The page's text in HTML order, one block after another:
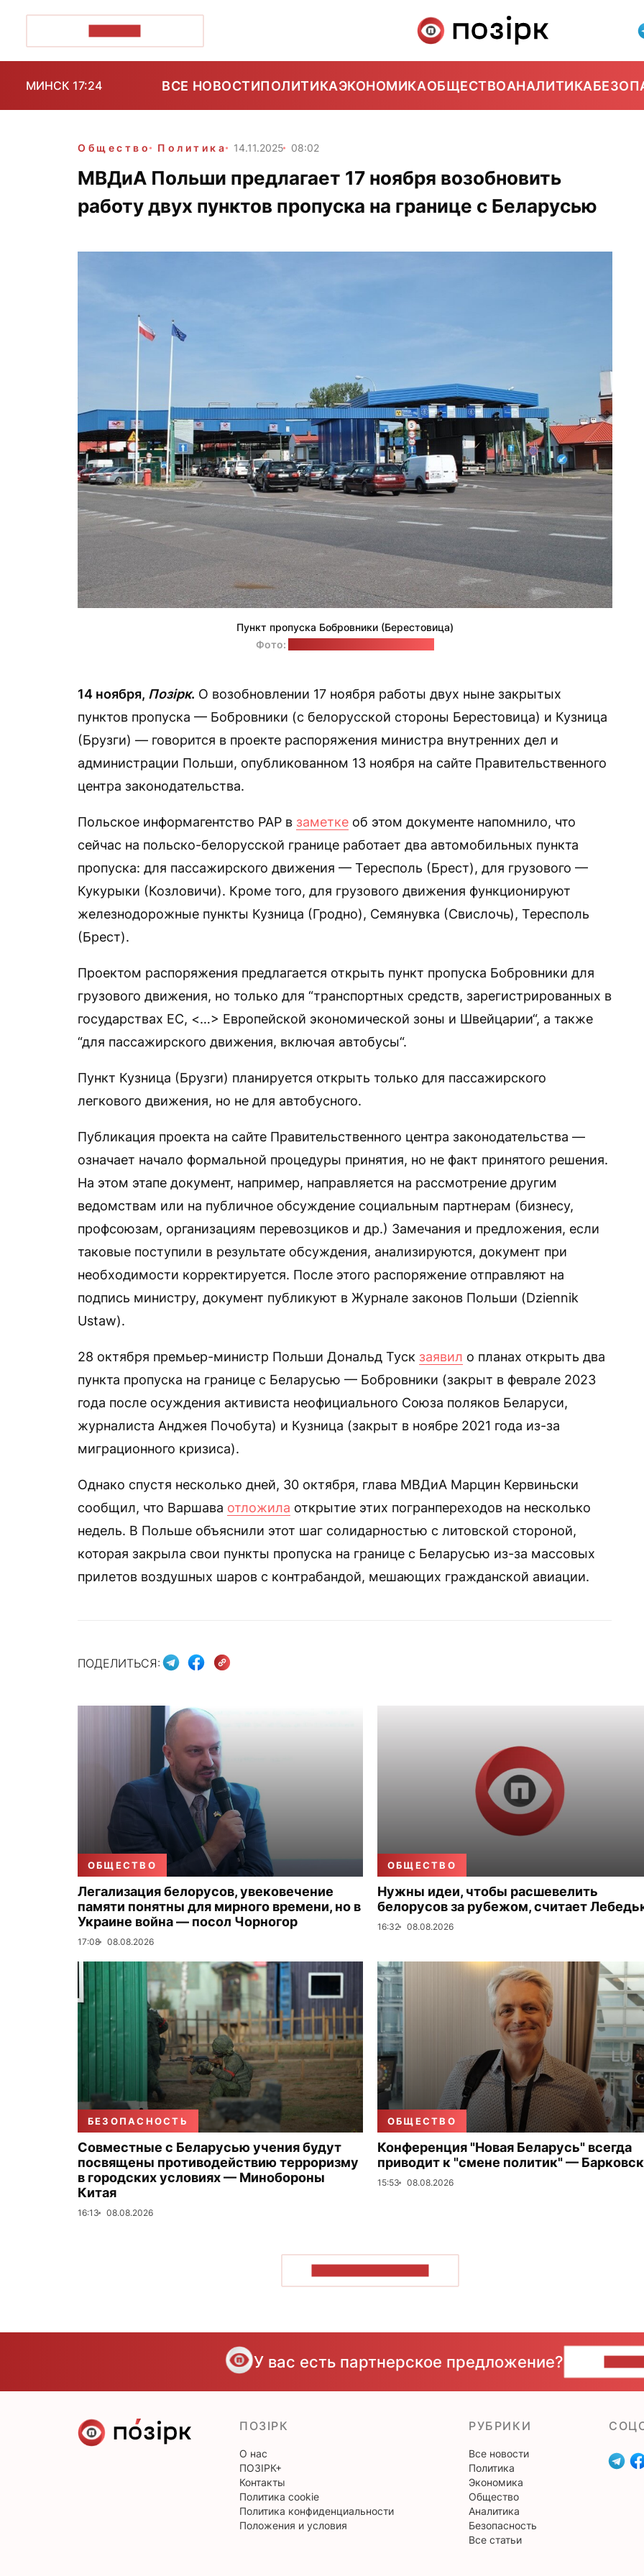
МИНСК 17:24 ВСЕ НОВОСТИПОЛИТИКАЭКОНОМИКАОБЩЕСТВОАНАЛИТИКА
Общество Политика 14.11.2025 08:02
МВДиА Польши предлагает 17 ноября возобновить
работу двух пунктов пропуска на границе с Беларусью
Пункт пропуска Бобровники (Берестовица)
Фото:
14 ноября, Позірк. О возобновлении 17 ноября работы двух ныне закрытых
пунктов пропуска — Бобровники (с белорусской стороны Берестовица) и Кузница
(Брузги) — говорится в проекте распоряжения министра внутренних дел и
администрации Польши, опубликованном 13 ноября на сайте Правительственного
центра законодательства.
Польское информагентство PAP в заметке об этом документе напомнило, что
сейчас на польско-белорусской границе работает два автомобильных пункта
пропуска: для пассажирского движения — Тересполь (Брест), для грузового —
Кукурыки (Козловичи). Кроме того, для грузового движения функционируют
железнодорожные пункты Кузница (Гродно), Семянувка (Свислочь), Тересполь
(Брест).
Проектом распоряжения предлагается открыть пункт пропуска Бобровники для
грузового движения, но только для “транспортных средств, зарегистрированных в
государствах ЕС, <…> Европейской экономической зоны и Швейцарии“, а также
“для пассажирского движения, включая автобусы“.
Пункт Кузница (Брузги) планируется открыть только для пассажирского
легкового движения, но не для автобусного.
Публикация проекта на сайте Правительственного центра законодательства —
означает начало формальной процедуры принятия, но не факт принятого решения.
На этом этапе документ, например, направляется на рассмотрение другим
ведомствам или на публичное обсуждение социальным партнерам (бизнесу,
профсоюзам, организациям перевозциков и др.) Замечания и предложения, если
таковые поступили в результате обсуждения, анализируются, документ при
необходимости корректируется. После этого распоряжение отправляют на
подпись министру, документ публикуют в Журнале законов Польши (Dziennik
Ustaw).
28 октября премьер-министр Польши Дональд Туск заявил о планах открыть два
пункта пропуска на границе с Беларусью — Бобровники (закрыт в феврале 2023
года после осуждения активиста неофициального Союза поляков Беларуси,
журналиста Анджея Почобута) и Кузница (закрыт в ноябре 2021 года из-за
миграционного кризиса).
Однако спустя несколько дней, 30 октября, глава МВДиА Марцин Кервиньски
сообщил, что Варшава отложила открытие этих погранпереходов на несколько
недель. В Польше объяснили этот шаг солидарностью с литовской стороной,
которая закрыла свои пункты пропуска на границе с Беларусью из-за массовых
прилетов воздушных шаров с контрабандой, мешающих гражданской авиации.
ПОДЕЛИТЬСЯ:
ОБЩЕСТВО
Легализация белорусов, увековечение
памяти понятны для мирного времени, но в
Украине война — посол Чорногор
17:08 08.08.2026
ОБЩЕСТВО
Нужны идеи, чтобы расшевелить
белорусов за рубежом, считает
16:32 08.08.2026
БЕЗОПАСНОСТЬ
Совместные с Беларусью учения будут
посвящены противодействию терроризму
в городских условиях — Минобороны
Китая
16:13 08.08.2026
ОБЩЕСТВО
Конференция "Новая Беларусь" всегда
приводит к "смене политик" —
15:53 08.08.2026
У вас есть партнерское предложение?
ПОЗІРК
О нас
ПОЗІРК+
Контакты
Политика cookie
Политика конфиденциальности
Положения и условия
РУБРИКИ
Все новости
Политика
Экономика
Общество
Аналитика
Безопасность
Все статьи